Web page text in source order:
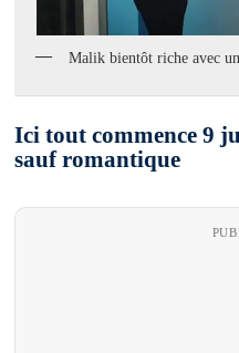
Malik bientôt riche avec
Ici tout commence 9
sauf romantique